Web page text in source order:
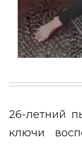
26-летний
ключи